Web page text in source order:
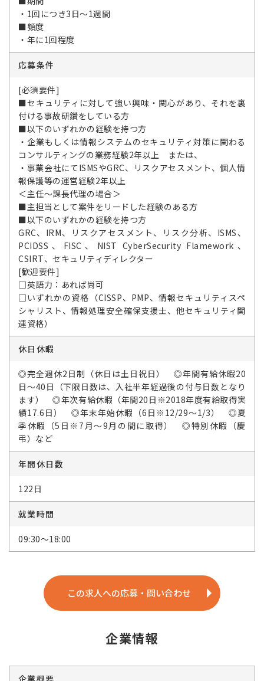
・1回につき3日～1週間
■頻度
・年に1回程度
応募条件
[必須要件]
■セキュリティに対して強い興味・関心があり、それを裏
付ける事故研鑽をしている方
■以下のいずれかの経験を持つ方
・企業もしくは情報システムのセキュリティ対策に関わる
コンサルティングの業務経験2年以上 または、
・事業会社にてISMSやGRC、リスクアセスメント、個人情
報保護等の運営経験2年以上
＜主任～課長代理の場合＞
■主担当として案件をリードした経験のある方
■以下のいずれかの経験を持つ方
GRC、IRM、リスクアセスメント、リスク分析、ISMS、
PCIDSS、FISC、NIST CyberSecurity Flamework、
CSIRT、セキュリティディレクター
[歓迎要件]
□英語力：あれば尚可
□いずれかの資格（CISSP、PMP、情報セキュリティスペ
シャリスト、情報処理安全確保支援士、他セキュリティ関
連資格）
休日休暇
◎完全週休2日制（休日は土日祝日） ◎年間有給休暇20
日～40日（下限日数は、入社半年経過後の付与日数となり
ます） ◎年次有給休暇（年間20日※2018年度有給取得実
績17.6日） ◎年末年始休暇（6日※12/29～1/3） ◎夏
季休暇（5日※7月～9月の間に取得） ◎特別休暇（慶
弔）など
年間休日数
122日
就業時間
09:30～18:00
この求人への応募・問い合わせ
企業情報
企業概要